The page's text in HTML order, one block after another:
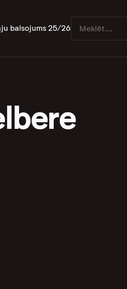
balsojums 25/26